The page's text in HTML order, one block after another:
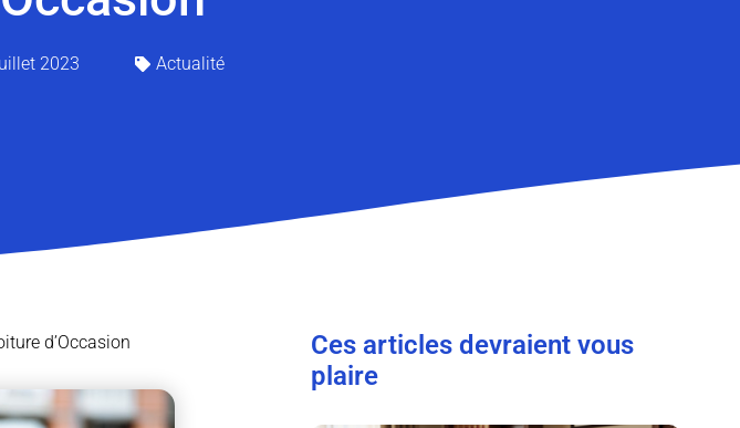
2023 Actualité
d’Occasion
Ces articles devraient vous
plaire